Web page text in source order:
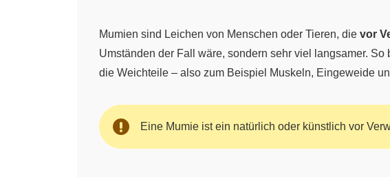
Mumien sind Leichen von Menschen oder Tieren, die vor
Umständen der Fall wäre, sondern sehr viel langsamer.
die Weichteile – also zum Beispiel Muskeln, Eingeweide
Eine Mumie ist ein natürlich oder künstlich vor